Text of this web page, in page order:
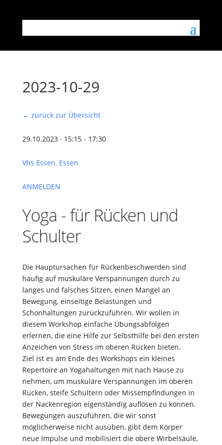
2023-10-29
← zurück zur Übersicht
29.10.2023 ∙ 15:15 - 17:30
Vhs Essen, Essen
ANMELDEN
Yoga - für Rücken und
Schulter
Die Hauptursachen für Rückenbeschwerden sind
häufig auf muskuläre Verspannungen durch zu
langes und falsches Sitzen, einen Mangel an
Bewegung, einseitige Belastungen und
Schonhaltungen zurückzuführen. Wir wollen in
diesem Workshop einfache Übungsabfolgen
erlernen, die eine Hilfe zur Selbsthilfe bei den ersten
Anzeichen von Stress im oberen Rücken bieten.
Ziel ist es am Ende des Workshops ein kleines
Repertoire an Yogahaltungen mit nach Hause zu
nehmen, um muskuläre Verspannungen im oberen
Rücken, steife Schultern oder Missempfindungen in
der Nackenregion eigenständig auflösen zu können.
Bewegungen auszuführen, die wir sonst
möglicherweise nicht ausüben, gibt dem Körper
neue Impulse und mobilisiert die obere Wirbelsäule,